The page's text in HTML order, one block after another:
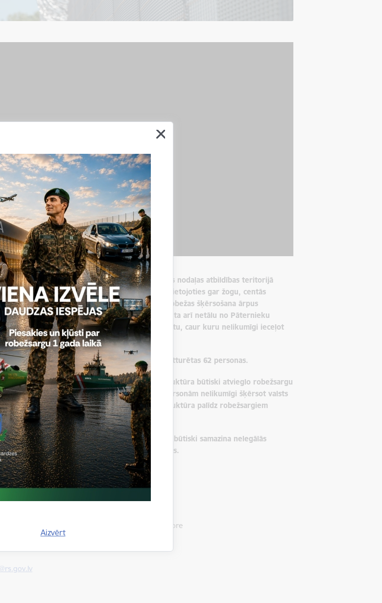
Aizvērt
robežas Silenes robežapsardzības nodaļas atbildības teritorijā
kas atradās Baltkrievijas pusē un pārvietojoties gar žogu, centās
Šīs personas tika brīdinātas par to, ka robežas šķērsošana ārpus
vietām ir aizliegta. Līdzīga situācija tika fiksēta arī netālu no Pāternieku
tika konstatētas 10 personas, kas meklēja vietu, caur kuru nelikumīgi ieceļot
no valsts robežas nelikumīgas šķērsošanas atturētas 62 personas.
Latvijas–Baltkrievijas robežas izbūvētā infrastruktūra būtiski atvieglo robežsargu
savu funkciju un kalpo kā šķērslis, liedzot personām nelikumīgi šķērsot valsts
materiāli uzskatāmi demonstrē, kā šī infrastruktūra palīdz robežsargiem
un nodrošināt valsts robežas drošību.
Latvijas robežapsardzības sistēmu, bet arī būtiski samazina nelegālās
lielāku drošību un kontroli uz valsts robežas.
un sabiedrisko attiecību nodaļas galvenā inspektore